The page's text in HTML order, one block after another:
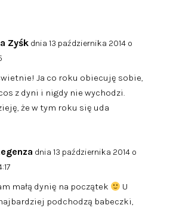
Zyśk dnia 13 października 2014 o
Ja co roku obiecuję sobie,
z dyni i nigdy nie wychodzi.
że w tym roku się uda
dnia 13 października 2014 o
małą dynię na początek
U
podchodzą babeczki,